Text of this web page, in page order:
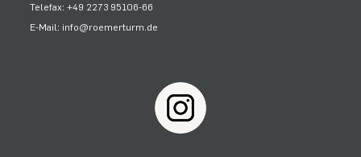
Telefax: +49 2273 95106-66
E-Mail: info@roemerturm.de